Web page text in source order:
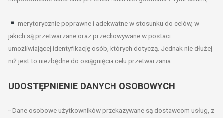
merytorycznie poprawne i adekwatne w stosunku do celów, w
jakich są przetwarzane oraz przechowywane w postaci
umożliwiającej identyfikację osób, których dotyczą. Jednak nie dłużej
niż jest to niezbędne do osiągnięcia celu przetwarzania.
UDOSTĘPNIENIE DANYCH OSOBOWYCH
◦ Dane osobowe użytkowników przekazywane są dostawcom usług, z